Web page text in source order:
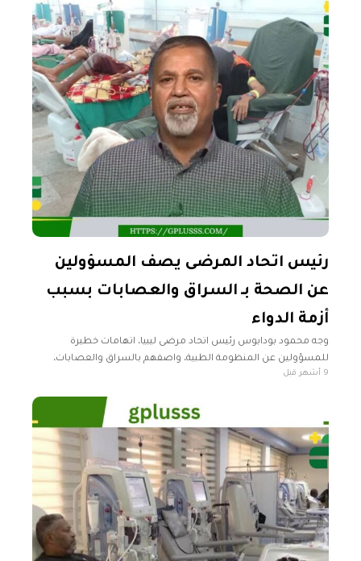
رئيس اتحاد المرضى يصف المسؤولين
عن الصحة بـ السراق والعصابات بسبب
أزمة الدواء
وجه محمود بودابوس رئيس اتحاد مرضى ليبيا، اتهامات خطيرة
للمسؤولين عن المنظومة الطبية، واصفهم بالسراق والعصابات،
ومحملاً إياهم مسؤولية تفاقم أزمة نقص الأدوية الحاد الذي يهدد حياة
9 أشهر قبل